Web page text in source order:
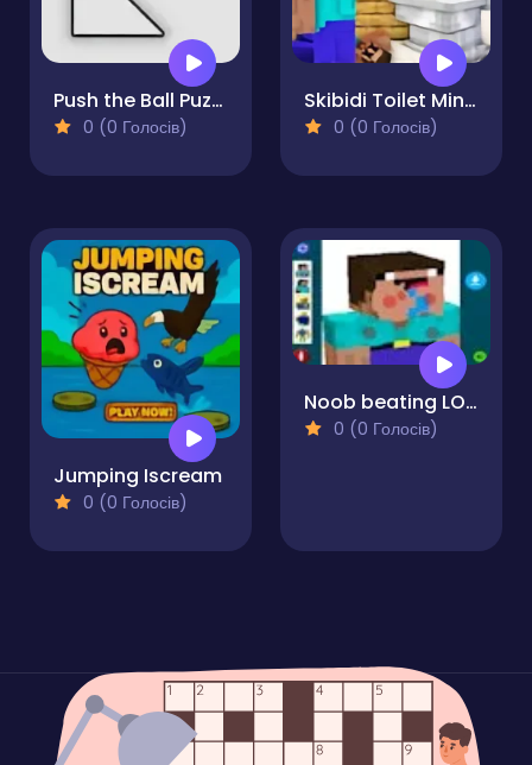
Push the Ball Puzzle
0 (0 Голосів)
Skibidi Toilet Minecraft 2023
0 (0 Голосів)
Jumping Iscream
0 (0 Голосів)
Noob beating LOL Face
0 (0 Голосів)